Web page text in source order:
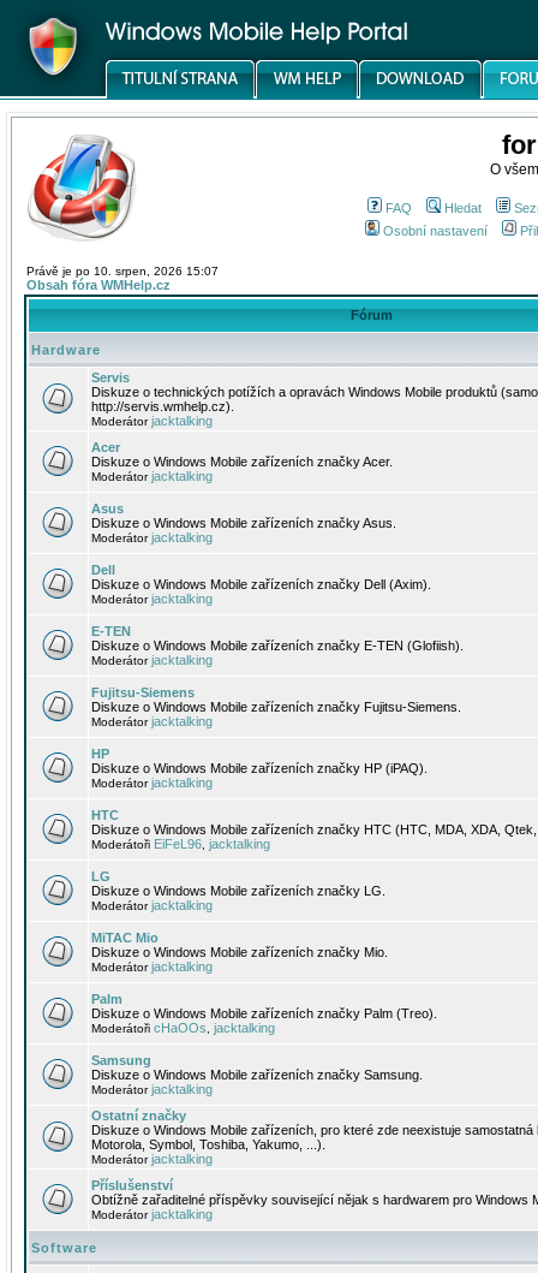
O
FAQ Hledat
Osobní nastavení
Právě je po 10. srpen, 2026 15:07
Obsah fóra WMHelp.cz
Fórum
Hardware
Servis
Diskuze o technických potížích a opravách Windows Mobile produktů
http://servis.wmhelp.cz).
Moderátorjacktalking
Acer
Diskuze o Windows Mobile zařízeních značky Acer.
Moderátorjacktalking
Asus
Diskuze o Windows Mobile zařízeních značky Asus.
Moderátorjacktalking
Dell
Diskuze o Windows Mobile zařízeních značky Dell (Axim).
Moderátorjacktalking
E-TEN
Diskuze o Windows Mobile zařízeních značky E-TEN (Glofiish).
Moderátorjacktalking
Fujitsu-Siemens
Diskuze o Windows Mobile zařízeních značky Fujitsu-Siemens.
Moderátorjacktalking
HP
Diskuze o Windows Mobile zařízeních značky HP (iPAQ).
Moderátorjacktalking
HTC
Diskuze o Windows Mobile zařízeních značky HTC (HTC, MDA, XDA,
Moderátoři EiFeL96 jacktalking
LG
Diskuze o Windows Mobile zařízeních značky LG.
Moderátorjacktalking
MiTAC Mio
Diskuze o Windows Mobile zařízeních značky Mio.
Moderátorjacktalking
Palm
Diskuze o Windows Mobile zařízeních značky Palm (Treo).
Moderátoři cHaOOs jacktalking
Samsung
Diskuze o Windows Mobile zařízeních značky Samsung.
Moderátorjacktalking
Ostatní značky
Diskuze o Windows Mobile zařízeních, pro které zde neexistuje
Motorola, Symbol, Toshiba, Yakumo, ...).
Moderátorjacktalking
Příslušenství
Obtížně zařaditelné příspěvky související nějak s hardwarem pro Windows
Moderátorjacktalking
Software